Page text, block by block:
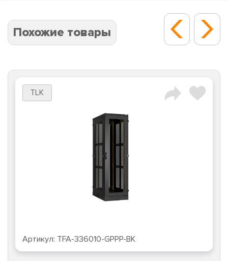
Похожие товары
TLK
Артикул: TFA-336010-GPPP-BK